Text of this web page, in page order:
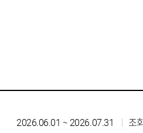
2026.06.01 ~ 2026.07.31 조